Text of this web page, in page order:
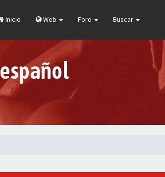
Inicio Web Foro Buscar